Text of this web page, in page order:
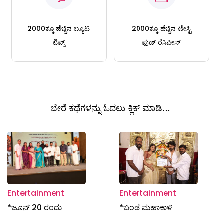
2000ಕ್ಕೂ ಹೆಚ್ಚಿನ ಬ್ಯೂಟಿ
ಟಿಪ್ಸ್
2000ಕ್ಕೂ ಹೆಚ್ಚಿನ ಟೇಸ್ಟಿ
ಫುಡ್ ರೆಸಿಪೀಸ್
ಬೇರೆ ಕಥೆಗಳನ್ನು ಓದಲು ಕ್ಲಿಕ್ ಮಾಡಿ....
Entertainment
*ಜೂನ್ 20 ರಂದು
Entertainment
*ಬಂಡೆ ಮಹಾಕಾಳಿ